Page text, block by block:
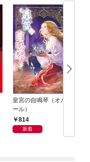
皇宮の自鳴琴（オルゴ
ール）
814
新着